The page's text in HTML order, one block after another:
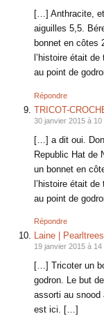
[…] Anthracite,
aiguilles 5,5.
bonnet en côtes
l’histoire était
au point de
Répondre
TRICOT-
30 janvier 2015 à 10
[…] a dit oui.
Republic Hat de
un bonnet en
l’histoire était
au point de
Répondre
Laine | Pearltrees
19 janvier 2015 à 14
[…] Tricoter un
godron. Le but
assorti au snood
est ici. […]